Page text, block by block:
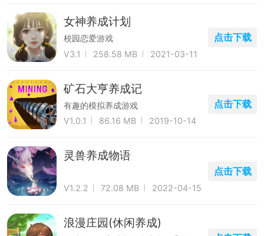
女神养成计划
校园恋爱游戏
V3.1
258.58 MB 2021-03-11
点击下载
矿石大亨养成记
有趣的模拟养成游戏
V1.0.1
86.16 MB 2019-10-14
点击下载
灵兽养成物语
V1.2.2 72.08 MB 2022-04-15
点击下载
浪漫庄园(休闲养成)